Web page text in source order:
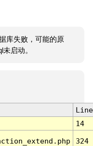
库失败，可能的原
启动。
Line
14
324